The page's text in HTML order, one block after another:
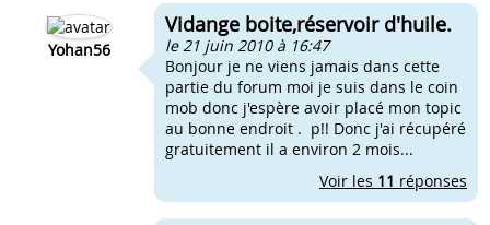
Yohan56
Vidange boite,réservoir d'huile.
le 21 juin 2010 à 16:47
Bonjour je ne viens jamais dans cette
partie du forum moi je suis dans le coin
mob donc j'espère avoir placé mon topic
au bonne endroit . p!! Donc j'ai récupéré
gratuitement il a environ 2 mois...
Voir les 11 réponses